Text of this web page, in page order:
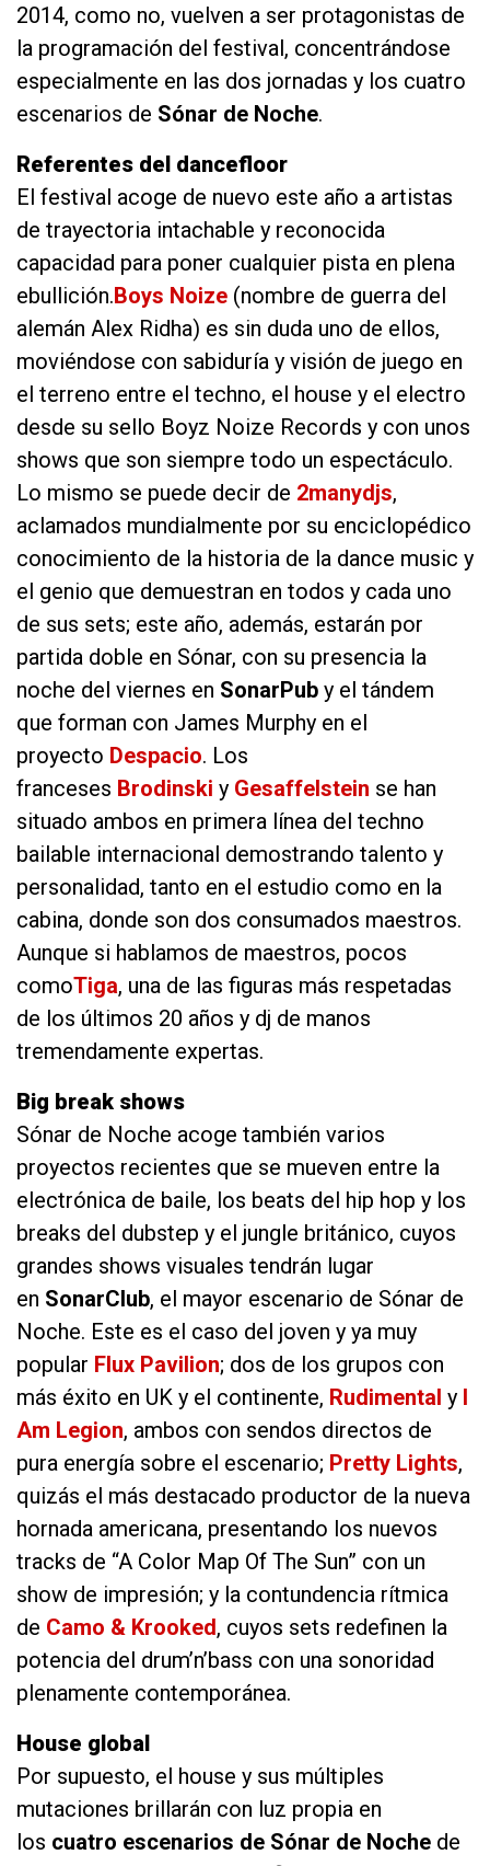
2014, como no, vuelven a ser protagonistas de
la programación del festival, concentrándose
especialmente en las dos jornadas y los cuatro
escenarios de Sónar de Noche.
Referentes del dancefloor
El festival acoge de nuevo este año a artistas
de trayectoria intachable y reconocida
capacidad para poner cualquier pista en plena
ebullición.Boys Noize (nombre de guerra del
alemán Alex Ridha) es sin duda uno de ellos,
moviéndose con sabiduría y visión de juego en
el terreno entre el techno, el house y el electro
desde su sello Boyz Noize Records y con unos
shows que son siempre todo un espectáculo.
Lo mismo se puede decir de 2manydjs,
aclamados mundialmente por su enciclopédico
conocimiento de la historia de la dance music y
el genio que demuestran en todos y cada uno
de sus sets; este año, además, estarán por
partida doble en Sónar, con su presencia la
noche del viernes en SonarPub y el tándem
que forman con James Murphy en el
proyecto Despacio. Los
franceses Brodinski y Gesaffelstein se han
situado ambos en primera línea del techno
bailable internacional demostrando talento y
personalidad, tanto en el estudio como en la
cabina, donde son dos consumados maestros.
Aunque si hablamos de maestros, pocos
comoTiga, una de las figuras más respetadas
de los últimos 20 años y dj de manos
tremendamente expertas.
Big break shows
Sónar de Noche acoge también varios
proyectos recientes que se mueven entre la
electrónica de baile, los beats del hip hop y los
breaks del dubstep y el jungle británico, cuyos
grandes shows visuales tendrán lugar
en SonarClub, el mayor escenario de Sónar de
Noche. Este es el caso del joven y ya muy
popular Flux Pavilion; dos de los grupos con
más éxito en UK y el continente, Rudimental y I
Am Legion, ambos con sendos directos de
pura energía sobre el escenario; Pretty Lights,
quizás el más destacado productor de la nueva
hornada americana, presentando los nuevos
tracks de “A Color Map Of The Sun” con un
show de impresión; y la contundencia rítmica
de Camo & Krooked, cuyos sets redefinen la
potencia del drum’n’bass con una sonoridad
plenamente contemporánea.
House global
Por supuesto, el house y sus múltiples
mutaciones brillarán con luz propia en
los cuatro escenarios de Sónar de Noche de